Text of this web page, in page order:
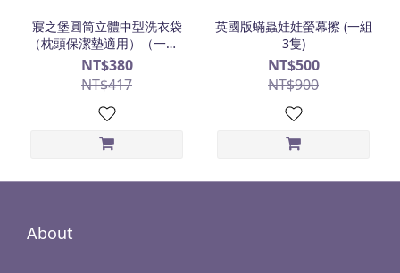
寢之堡圓筒立體中型洗衣袋
（枕頭保潔墊適用）（一組3
入）
NT$380
NT$417
英國版蟎蟲娃娃螢幕擦 (一組
3隻)
NT$500
NT$900
About